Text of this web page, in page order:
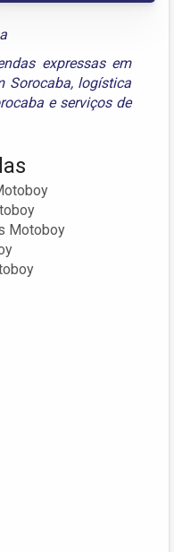
expressas em
Sorocaba, logística
e serviços de
Motoboy